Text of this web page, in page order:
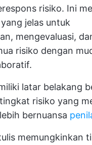
risiko. Ini
jelas untuk
mengevaluasi,
risiko dengan
latar belakang
risiko yang
bernuansa
memungkinkan